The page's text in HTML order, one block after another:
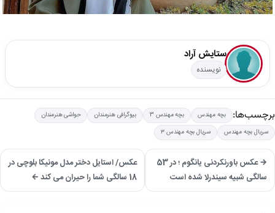
ستایش آراد
نویسنده
برچسب‌ها: بچه مهندس بچه مهندس 3 بیوگرافی هنرمندان
حواشی هنرمندان
سریال بچه مهندس
سریال بچه مهندس ۳
→ عکس باورنکردنی یانگوم ؛ در 53
سالگی شبیه سیندرلا شده است
عکس/ استایل دختر مدل مونیکا بلوچی در
18 سالگی شما را حیران می کند ←